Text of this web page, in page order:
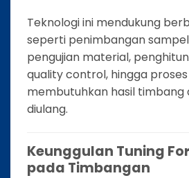
Teknologi ini mendukung
seperti penimbangan
pengujian material,
quality control, hingga
membutuhkan hasil
diulang.
Keunggulan Tuning
pada Timbangan